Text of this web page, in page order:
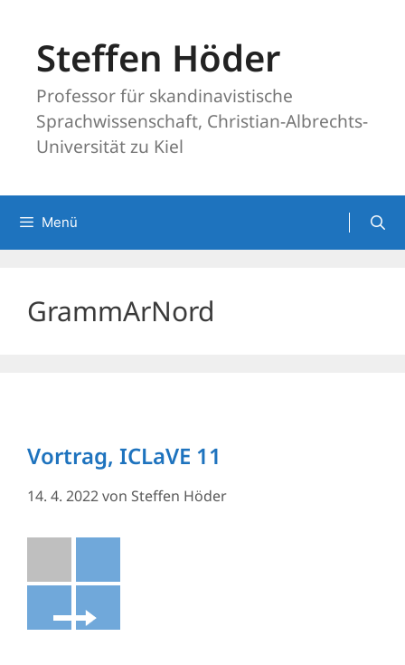
springenSteffen Höder
Professor für skandinavistische
Sprachwissenschaft, Christian-Albrechts-
Universität zu Kiel
Menü
GrammArNord
Vortrag, ICLaVE 11
14. 4. 2022von Steffen Höder